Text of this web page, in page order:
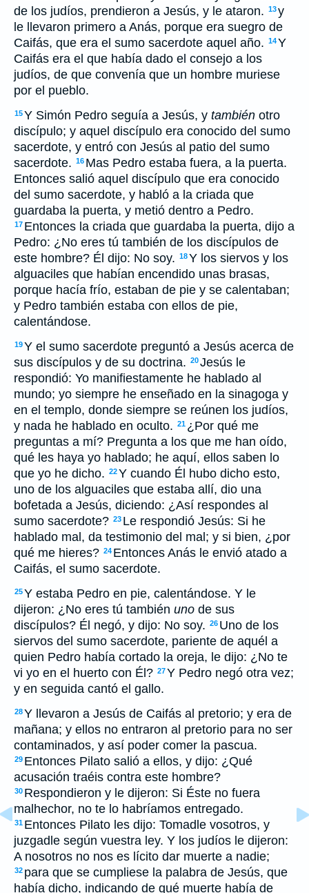
de los judíos, prendieron a Jesús, y le ataron. 13y
le llevaron primero a Anás, porque era suegro de
Caifás, que era el sumo sacerdote aquel año. 14Y
Caifás era el que había dado el consejo a los
judíos, de que convenía que un hombre muriese
por el pueblo.
15Y Simón Pedro seguía a Jesús, y también otro
discípulo; y aquel discípulo era conocido del sumo
sacerdote, y entró con Jesús al patio del sumo
sacerdote. 16 Mas Pedro estaba fuera, a la puerta.
Entonces salió aquel discípulo que era conocido
del sumo sacerdote, y habló a la criada que
guardaba la puerta, y metió dentro a Pedro.
17 Entonces la criada que guardaba la puerta, dijo a
Pedro: ¿No eres tú también de los discípulos de
este hombre? Él dijo: No soy. 18Y los siervos y los
alguaciles que habían encendido unas brasas,
porque hacía frío, estaban de pie y se calentaban;
y Pedro también estaba con ellos de pie,
calentándose.
19Y el sumo sacerdote preguntó a Jesús acerca de
sus discípulos y de su doctrina. 20Jesús le
respondió: Yo manifiestamente he hablado al
mundo; yo siempre he enseñado en la sinagoga y
en el templo, donde siempre se reúnen los judíos,
y nada he hablado en oculto. 21 ¿Por qué me
preguntas a mí? Pregunta a los que me han oído,
qué les haya yo hablado; he aquí, ellos saben lo
que yo he dicho. 22Y cuando Él hubo dicho esto,
uno de los alguaciles que estaba allí, dio una
bofetada a Jesús, diciendo: ¿Así respondes al
sumo sacerdote? 23 Le respondió Jesús: Si he
hablado mal, da testimonio del mal; y si bien, ¿por
qué me hieres? 24 Entonces Anás le envió atado a
Caifás, el sumo sacerdote.
25Y estaba Pedro en pie, calentándose. Y le
dijeron: ¿No eres tú también uno de sus
discípulos? Él negó, y dijo: No soy. 26 Uno de los
siervos del sumo sacerdote, pariente de aquél a
quien Pedro había cortado la oreja, le dijo: ¿No te
vi yo en el huerto con Él? 27Y Pedro negó otra vez;
y en seguida cantó el gallo.
28Y llevaron a Jesús de Caifás al pretorio; y era de
mañana; y ellos no entraron al pretorio para no ser
contaminados, y así poder comer la pascua.
29 Entonces Pilato salió a ellos, y dijo: ¿Qué
acusación traéis contra este hombre?
30 Respondieron y le dijeron: Si Éste no fuera
malhechor, no te lo habríamos entregado.
31 Entonces Pilato les dijo: Tomadle vosotros, y
juzgadle según vuestra ley. Y los judíos le dijeron:
A nosotros no nos es lícito dar muerte a nadie;
32 para que se cumpliese la palabra de Jesús, que
había dicho, indicando de qué muerte había de